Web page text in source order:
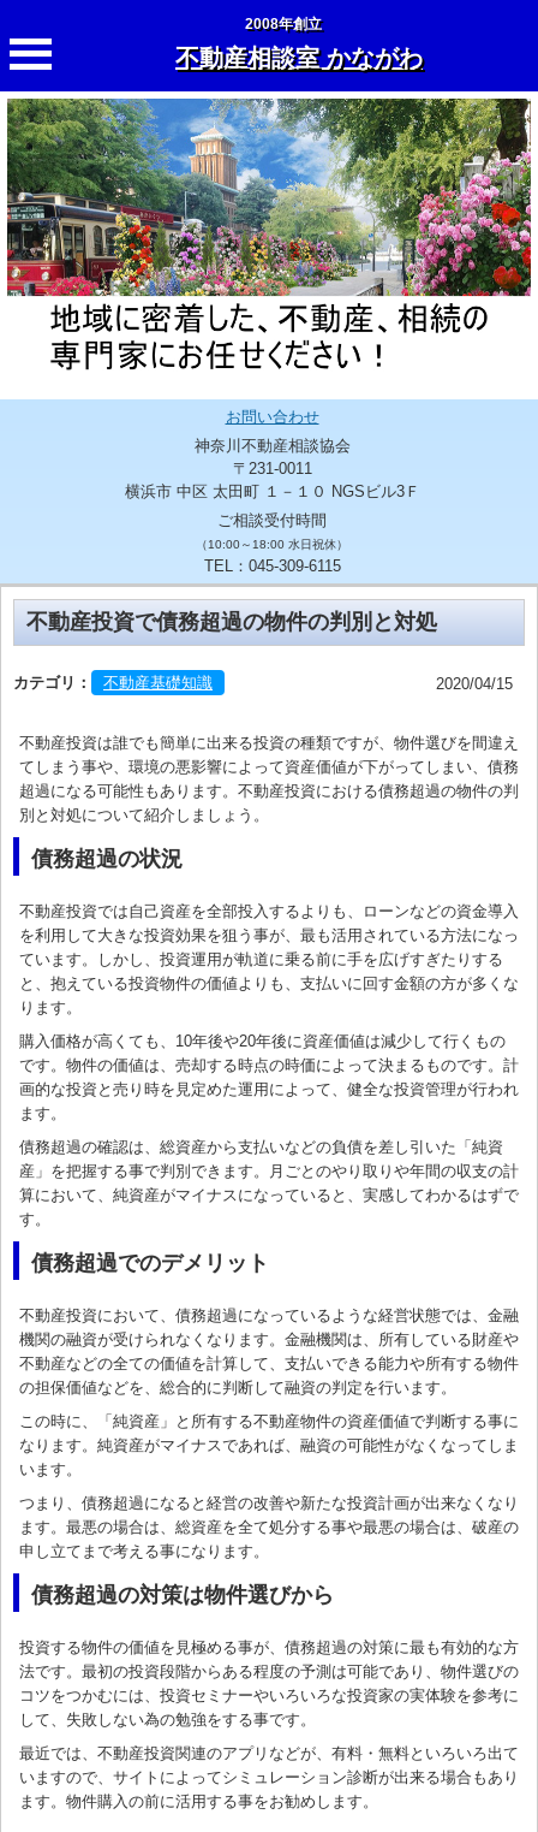
2008年創立
不動産相談室 かながわ
お問い合わせ
神奈川不動産相談協会
〒231-0011
横浜市 中区 太田町 １－１０ NGSビル3Ｆ
ご相談受付時間
（10:00～18:00 水日祝休）
TEL：045-309-6115
不動産投資で債務超過の物件の判別と対処
カテゴリ： 不動産基礎知識 2020/04/15
不動産投資は誰でも簡単に出来る投資の種類ですが、物件選びを間違え
てしまう事や、環境の悪影響によって資産価値が下がってしまい、債務
超過になる可能性もあります。不動産投資における債務超過の物件の判
別と対処について紹介しましょう。
債務超過の状況
不動産投資では自己資産を全部投入するよりも、ローンなどの資金導入
を利用して大きな投資効果を狙う事が、最も活用されている方法になっ
ています。しかし、投資運用が軌道に乗る前に手を広げすぎたりする
と、抱えている投資物件の価値よりも、支払いに回す金額の方が多くな
ります。
購入価格が高くても、10年後や20年後に資産価値は減少して行くもの
です。物件の価値は、売却する時点の時価によって決まるものです。計
画的な投資と売り時を見定めた運用によって、健全な投資管理が行われ
ます。
債務超過の確認は、総資産から支払いなどの負債を差し引いた「純資
産」を把握する事で判別できます。月ごとのやり取りや年間の収支の計
算において、純資産がマイナスになっていると、実感してわかるはずで
す。
債務超過でのデメリット
不動産投資において、債務超過になっているような経営状態では、金融
機関の融資が受けられなくなります。金融機関は、所有している財産や
不動産などの全ての価値を計算して、支払いできる能力や所有する物件
の担保価値などを、総合的に判断して融資の判定を行います。
この時に、「純資産」と所有する不動産物件の資産価値で判断する事に
なります。純資産がマイナスであれば、融資の可能性がなくなってしま
います。
つまり、債務超過になると経営の改善や新たな投資計画が出来なくなり
ます。最悪の場合は、総資産を全て処分する事や最悪の場合は、破産の
申し立てまで考える事になります。
債務超過の対策は物件選びから
投資する物件の価値を見極める事が、債務超過の対策に最も有効的な方
法です。最初の投資段階からある程度の予測は可能であり、物件選びの
コツをつかむには、投資セミナーやいろいろな投資家の実体験を参考に
して、失敗しない為の勉強をする事です。
最近では、不動産投資関連のアプリなどが、有料・無料といろいろ出て
いますので、サイトによってシミュレーション診断が出来る場合もあり
ます。物件購入の前に活用する事をお勧めします。